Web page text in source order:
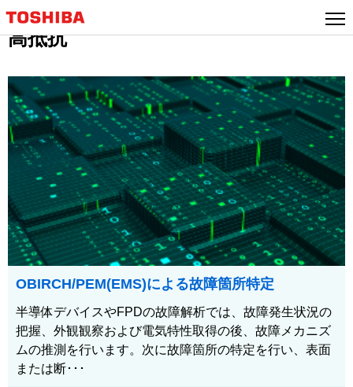
高抵抗
OBIRCH/PEM(EMS)による故障箇所特定
半導体デバイスやFPDの故障解析では、故障発生状況の
把握、外観観察および電気特性取得の後、故障メカニズ
ムの推測を行います。次に故障箇所の特定を行い、表面
または断･･･